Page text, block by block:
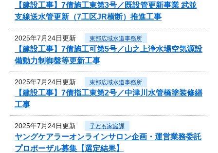
【建設工事】7債施工東第3号／既設管更新事業 武並
支線送水管更新（7工区JR横断）推進工事
2025年7月24日更新 東部広域水道事務所
【建設工事】7債施工可第5号／山之上浄水場空気源設
備動力制御盤等更新工事
2025年7月24日更新 東部広域水道事務所
【建設工事】7債指工東第2号／中津川水管橋塗装修繕
工事
2025年7月24日更新 子ども家庭課
ヤングケアラーオンラインサロン企画・運営業務委託
プロポーザル募集【選定結果】